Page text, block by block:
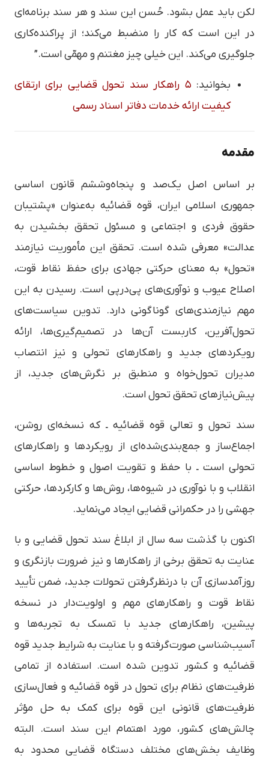
لکن باید عمل بشود. حُسن این سند و هر سند برنامه‌ای
در این است که کار را منضبط می‌کند؛ از پراکنده‌کاری
جلوگیری می‌کند. این خیلی چیز مغتنم و مهمّی است.”
بخوانید:
۵ راهکار سند تحول قضایی برای ارتقای
کیفیت ارائه خدمات دفاتر اسناد رسمی
مقدمه
بر اساس اصل یک‌صد و پنجاه‌و‌ششم قانون اساسی
جمهوری اسلامی ایران، قوه قضائیه به‌عنوان «پشتیبان
حقوق فردی و اجتماعی و مسئول تحقق بخشیدن به
عدالت» معرفی شده است. تحقق این مأموریت نیازمند
«تحول» به معنای حرکتی جهادی برای حفظ نقاط قوت،
اصلاح عیوب و نوآوری‌های پی‌در‌پی است. رسیدن به این
مهم نیازمندی‌های گوناگونی دارد. تدوین سیاست‌های
تحول‌آفرین، کاربست آن‌ها در تصمیم‌گیری‌ها، ارائه
رویکردهای جدید و راهکارهای تحولی و نیز انتصاب
مدیران تحول‌خواه و منطبق بر نگرش‌های جدید، از
پیش‌نیازهای تحقق تحول است.
سند تحول و تعالی قوه قضائیه ـ که نسخه‌ای روشن،
اجماع‌ساز و جمع‌بندی‌شده‌ای از رویکردها و راهکارهای
تحولی است ـ با حفظ و تقویت اصول و خطوط اساسی
انقلاب و با نوآوری در شیوه‌ها، روش‌ها و کارکردها، حرکتی
جهشی را در حکمرانی قضایی ایجاد می‌نماید.
اکنون با گذشت سه سال از ابلاغ سند تحول قضایی و با
عنایت به تحقق برخی از راهکارها و نیز ضرورت بازنگری و
روزآمدسازی آن با درنظرگرفتن تحولات جدید، ضمن تأیید
نقاط قوت و راهکارهای مهم و اولویت‌دار در نسخه
پیشین، راهکارهای جدید با تمسک به تجربه‌ها و
آسیب‌شناسی صورت‌گرفته و با عنایت به شرایط جدید قوه
قضائیه و کشور تدوین شده است. استفاده از تمامی
ظرفیت‌های نظام برای تحول در قوه قضائیه و فعال‌سازی
ظرفیت‌های قانونی این قوه برای کمک به حل مؤثر
چالش‌های کشور، مورد اهتمام این سند است. البته
وظایف بخش‌های مختلف دستگاه قضایی محدود به